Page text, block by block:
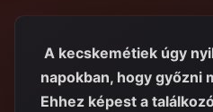
A kecskemétiek úgy
napokban, hogy győzni
Ehhez képest a